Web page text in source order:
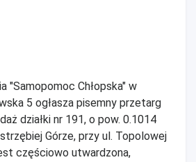
"Samopomoc Chłopska" w
5 ogłasza pisemny przetarg
działki nr 191, o pow. 0.1014
Górze, przy ul. Topolowej
częściowo utwardzona,